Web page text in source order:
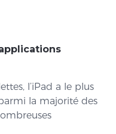
l’iPad a le plus
la majorité des